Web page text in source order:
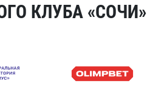
КЛУБА «СОЧИ»